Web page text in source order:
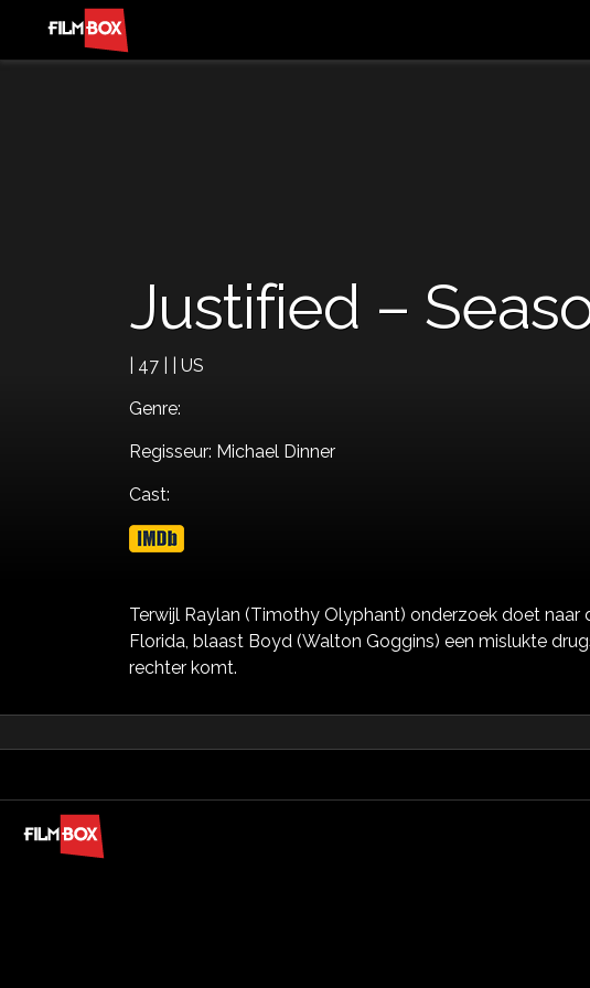
Justified –
| 47 | | US
Genre:
Regisseur: Michael Dinner
Cast:
Terwijl Raylan (Timothy Olyphant) onderzoek doet
Florida, blaast Boyd (Walton Goggins) een mislukte
rechter komt.